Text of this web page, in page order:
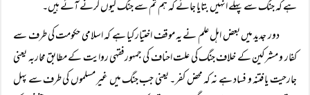
ہے کہ جنگ سے پہلے انہیں بتایا جائے کہ ہم تم سے جنگ کیوں کرنے آئے ہیں۔
دور جدید میں بعض اہل علم نے یہ موقف اختیار کیا ہے کہ اسلامی حکومت کی طرف سے
کفار و مشرکین کے خلاف جنگ کی علت احناف کی جمہورفقہی روایت کے مطابق محاربہ یعنی
جارحیت یا فتنہ و فساد ہے نہ کہ محض کفر۔ یعنی جب جنگ میں غیر مسلموں کی طرف سے پہل